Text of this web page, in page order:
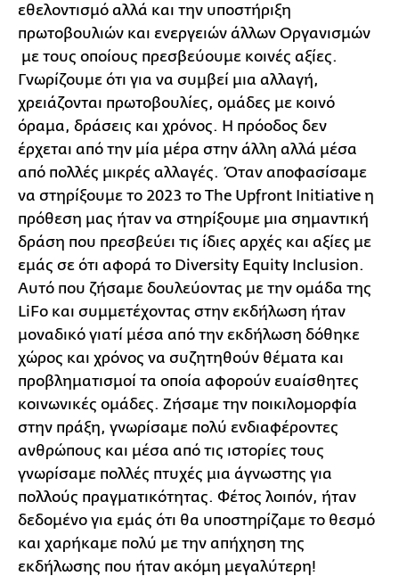
εθελοντισμό αλλά και την υποστήριξη
πρωτοβουλιών και ενεργειών άλλων Oργανισμών
με τους οποίους πρεσβεύουμε κοινές αξίες.
Γνωρίζουμε ότι για να συμβεί μια αλλαγή,
χρειάζονται πρωτοβουλίες, ομάδες με κοινό
όραμα, δράσεις και χρόνος. Η πρόοδος δεν
έρχεται από την μία μέρα στην άλλη αλλά μέσα
από πολλές μικρές αλλαγές. Όταν αποφασίσαμε
να στηρίξουμε το 2023 το The Upfront Initiative η
πρόθεση μας ήταν να στηρίξουμε μια σημαντική
δράση που πρεσβεύει τις ίδιες αρχές και αξίες με
εμάς σε ότι αφορά το Diversity Equity Inclusion.
Αυτό που ζήσαμε δουλεύοντας με την ομάδα της
LiFo και συμμετέχοντας στην εκδήλωση ήταν
μοναδικό γιατί μέσα από την εκδήλωση δόθηκε
χώρος και χρόνος να συζητηθούν θέματα και
προβληματισμοί τα οποία αφορούν ευαίσθητες
κοινωνικές ομάδες. Ζήσαμε την ποικιλομορφία
στην πράξη, γνωρίσαμε πολύ ενδιαφέροντες
ανθρώπους και μέσα από τις ιστορίες τους
γνωρίσαμε πολλές πτυχές μια άγνωστης για
πολλούς πραγματικότητας. Φέτος λοιπόν, ήταν
δεδομένο για εμάς ότι θα υποστηρίζαμε το θεσμό
και χαρήκαμε πολύ με την απήχηση της
εκδήλωσης που ήταν ακόμη μεγαλύτερη!